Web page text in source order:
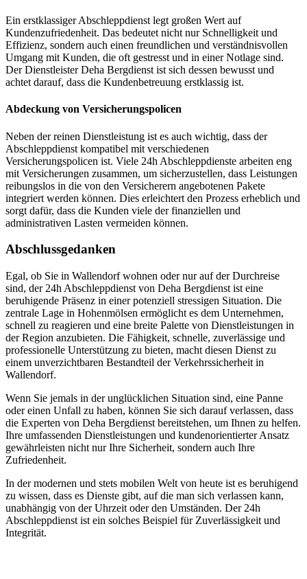
Ein erstklassiger Abschleppdienst legt großen Wert auf
Kundenzufriedenheit. Das bedeutet nicht nur Schnelligkeit und
Effizienz, sondern auch einen freundlichen und verständnisvollen
Umgang mit Kunden, die oft gestresst und in einer Notlage sind.
Der Dienstleister Deha Bergdienst ist sich dessen bewusst und
achtet darauf, dass die Kundenbetreuung erstklassig ist.
Abdeckung von Versicherungspolicen
Neben der reinen Dienstleistung ist es auch wichtig, dass der
Abschleppdienst kompatibel mit verschiedenen
Versicherungspolicen ist. Viele 24h Abschleppdienste arbeiten eng
mit Versicherungen zusammen, um sicherzustellen, dass Leistungen
reibungslos in die von den Versicherern angebotenen Pakete
integriert werden können. Dies erleichtert den Prozess erheblich und
sorgt dafür, dass die Kunden viele der finanziellen und
administrativen Lasten vermeiden können.
Abschlussgedanken
Egal, ob Sie in Wallendorf wohnen oder nur auf der Durchreise
sind, der 24h Abschleppdienst von Deha Bergdienst ist eine
beruhigende Präsenz in einer potenziell stressigen Situation. Die
zentrale Lage in Hohenmölsen ermöglicht es dem Unternehmen,
schnell zu reagieren und eine breite Palette von Dienstleistungen in
der Region anzubieten. Die Fähigkeit, schnelle, zuverlässige und
professionelle Unterstützung zu bieten, macht diesen Dienst zu
einem unverzichtbaren Bestandteil der Verkehrssicherheit in
Wallendorf.
Wenn Sie jemals in der unglücklichen Situation sind, eine Panne
oder einen Unfall zu haben, können Sie sich darauf verlassen, dass
die Experten von Deha Bergdienst bereitstehen, um Ihnen zu helfen.
Ihre umfassenden Dienstleistungen und kundenorientierter Ansatz
gewährleisten nicht nur Ihre Sicherheit, sondern auch Ihre
Zufriedenheit.
In der modernen und stets mobilen Welt von heute ist es beruhigend
zu wissen, dass es Dienste gibt, auf die man sich verlassen kann,
unabhängig von der Uhrzeit oder den Umständen. Der 24h
Abschleppdienst ist ein solches Beispiel für Zuverlässigkeit und
Integrität.